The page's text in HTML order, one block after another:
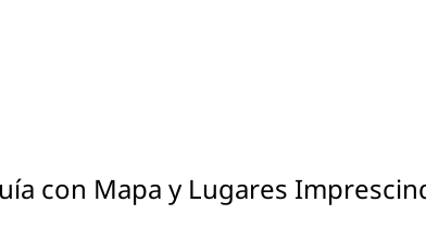
con Mapa y Lugares